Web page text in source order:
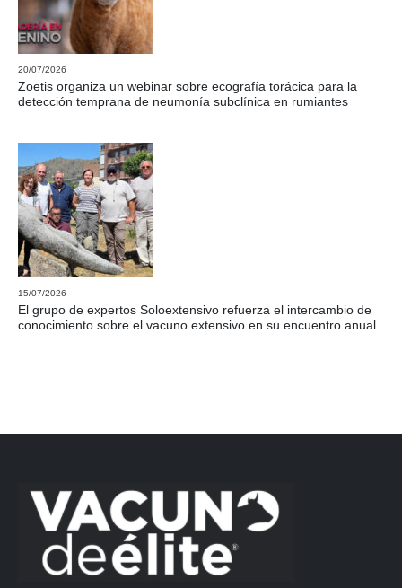
20/07/2026
Zoetis organiza un webinar sobre ecografía torácica para la
detección temprana de neumonía subclínica en rumiantes
15/07/2026
El grupo de expertos Soloextensivo refuerza el intercambio de
conocimiento sobre el vacuno extensivo en su encuentro anual